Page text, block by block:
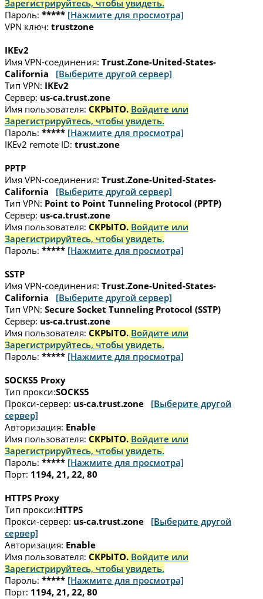
Зарегистрируйтесь, чтобы увидеть.
Пароль: ***** [Нажмите для просмотра]
VPN ключ: trustzone
IKEv2
Имя VPN-соединения: Trust.Zone-United-States-
California
[Выберите другой сервер]
Тип VPN: IKEv2
Сервер: us-ca.trust.zone
Имя пользователя: СКРЫТО. Войдите или
Зарегистрируйтесь, чтобы увидеть.
Пароль: ***** [Нажмите для просмотра]
IKEv2 remote ID: trust.zone
PPTP
Имя VPN-соединения: Trust.Zone-United-States-
California
[Выберите другой сервер]
Тип VPN: Point to Point Tunneling Protocol (PPTP)
Сервер: us-ca.trust.zone
Имя пользователя: СКРЫТО. Войдите или
Зарегистрируйтесь, чтобы увидеть.
Пароль: ***** [Нажмите для просмотра]
SSTP
Имя VPN-соединения: Trust.Zone-United-States-
California
[Выберите другой сервер]
Тип VPN: Secure Socket Tunneling Protocol (SSTP)
Сервер: us-ca.trust.zone
Имя пользователя: СКРЫТО. Войдите или
Зарегистрируйтесь, чтобы увидеть.
Пароль: ***** [Нажмите для просмотра]
SOCKS5 Proxy
Тип прокси:SOCKS5
Прокси-сервер: us-ca.trust.zone
[Выберите другой
сервер]
Авторизация: Enable
Имя пользователя: СКРЫТО. Войдите или
Зарегистрируйтесь, чтобы увидеть.
Пароль: ***** [Нажмите для просмотра]
Порт: 1194, 21, 22, 80
HTTPS Proxy
Тип прокси:HTTPS
Прокси-сервер: us-ca.trust.zone
[Выберите другой
сервер]
Авторизация: Enable
Имя пользователя: СКРЫТО. Войдите или
Зарегистрируйтесь, чтобы увидеть.
Пароль: ***** [Нажмите для просмотра]
Порт: 1194, 21, 22, 80